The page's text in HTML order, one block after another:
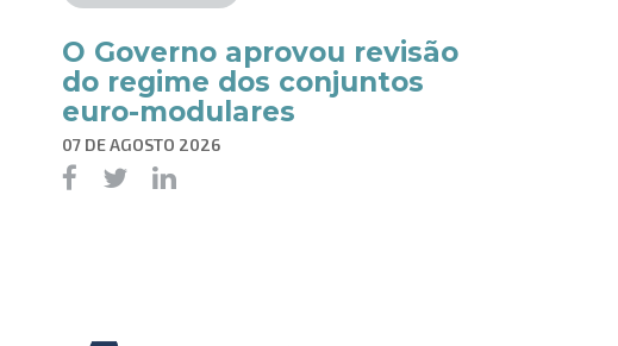
O Governo aprovou revisão
do regime dos conjuntos
euro-modulares
07 DE AGOSTO 2026